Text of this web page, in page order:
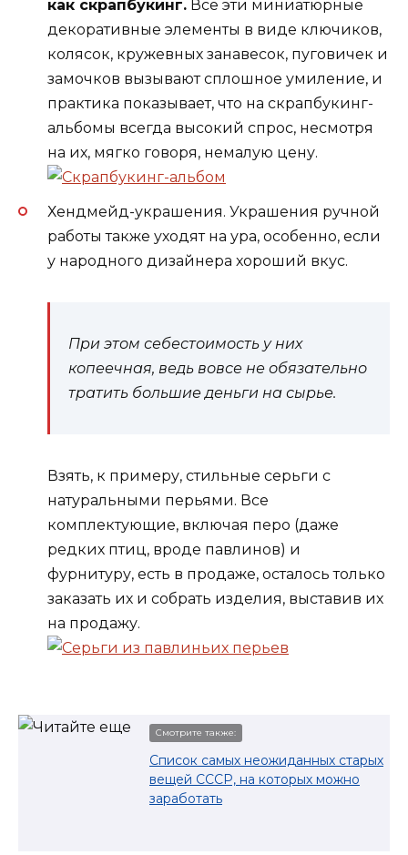
как скрапбукинг. Все эти миниатюрные
декоративные элементы в виде ключиков,
колясок, кружевных занавесок, пуговичек и
замочков вызывают сплошное умиление, и
практика показывает, что на скрапбукинг-
альбомы всегда высокий спрос, несмотря
на их, мягко говоря, немалую цену.
Хендмейд-украшения. Украшения ручной
работы также уходят на ура, особенно, если
у народного дизайнера хороший вкус.
При этом себестоимость у них
копеечная, ведь вовсе не обязательно
тратить большие деньги на сырье.
Взять, к примеру, стильные серьги с
натуральными перьями. Все
комплектующие, включая перо (даже
редких птиц, вроде павлинов) и
фурнитуру, есть в продаже, осталось только
заказать их и собрать изделия, выставив их
на продажу.
Смотрите также:
Список самых неожиданных старых
вещей СССР, на которых можно
заработать